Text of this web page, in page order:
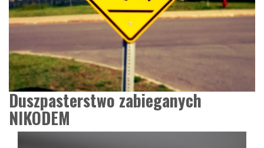
Duszpasterstwo zabieganych
NIKODEM